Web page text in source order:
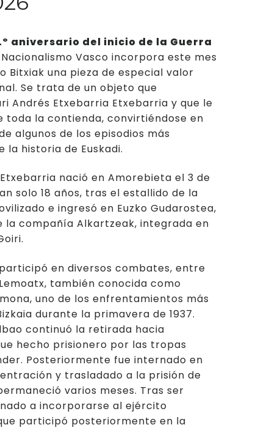
aniversario del inicio de la Guerra
Vasco incorpora este mes
Bitxiak una pieza de especial valor
Se trata de un objeto que
Andrés Etxebarria Etxebarria y que le
toda la contienda, convirtiéndose en
algunos de los episodios más
la historia de Euskadi.
nació en Amorebieta el 3 de
solo 18 años, tras el estallido de la
e ingresó en Euzko Gudarostea,
la compañía Alkartzeak, integrada en
en diversos combates, entre
también conocida como
uno de los enfrentamientos más
durante la primavera de 1937.
continuó la retirada hacia
hecho prisionero por las tropas
Posteriormente fue internado en
y trasladado a la prisión de
varios meses. Tras ser
a incorporarse al ejército
participó posteriormente en la